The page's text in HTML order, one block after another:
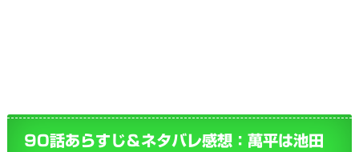
90話あらすじ＆ネタバレ感想：萬平は池田